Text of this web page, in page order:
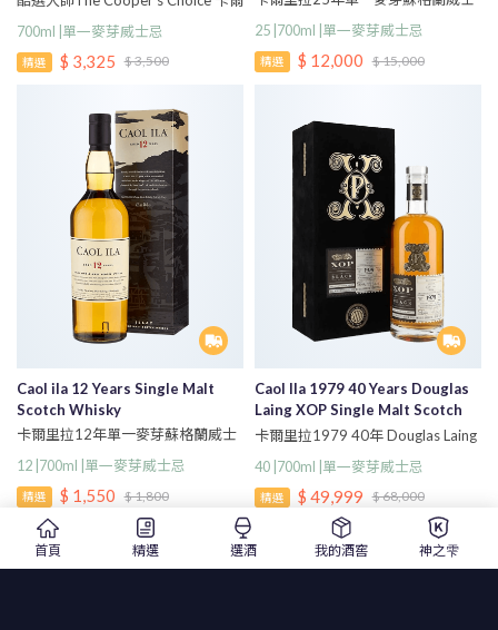
Malt Scotch Whisky
里拉(台灣專屬款) 2012 10年波本
桶 #331923 52.5%單一麥芽蘇格蘭
威士忌700ml
700ml |單一麥芽威士忌
精選 $ 3,325 $ 3,500
忌700ml
25 |700ml |單一麥芽威士忌
精選 $ 12,000 $ 15,000
Caol ila 12 Years Single Malt
Scotch Whisky
卡爾里拉12年單一麥芽蘇格蘭威士
忌700ml
12 |700ml |單一麥芽威士忌
精選 $ 1,550 $ 1,800
Caol Ila 1979 40 Years Douglas
Laing XOP Single Malt Scotch
Whisky
卡爾里拉1979 40年 Douglas Laing
XOP 單一麥芽蘇格蘭威士忌
40 |700ml |單一麥芽威士忌
精選 $ 49,999 $ 68,000
首頁 精選 選酒 我的酒窖 神之雫